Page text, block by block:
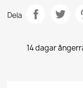
Dela
14 dagar